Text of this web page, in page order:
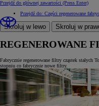
Przejdź do głównej zawartości (Press Enter)
Przejdź do: Części regenerowane
Skroluj w lewo Skroluj w
REGENEROWANE
Fabrycznie regenerowane filtry cząstek stałych
stopniu co fabrycznie nowe filtry.